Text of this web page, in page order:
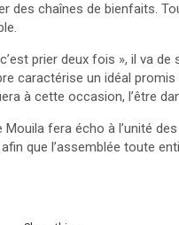
chaînes de bienfaits.
prier deux fois », il va
caractérise un idéal
à cette occasion, l’être
fera écho à l’unité
que l’assemblée toute